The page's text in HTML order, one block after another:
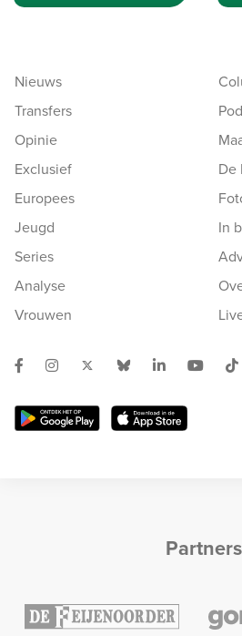
Nieuws
Transfers
Opinie
Exclusief
Europees
Jeugd
Series
Analyse
Vrouwen
De
In
Partners